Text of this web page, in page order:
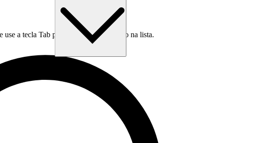
use a tecla Tab para escolher uma opção na lista.